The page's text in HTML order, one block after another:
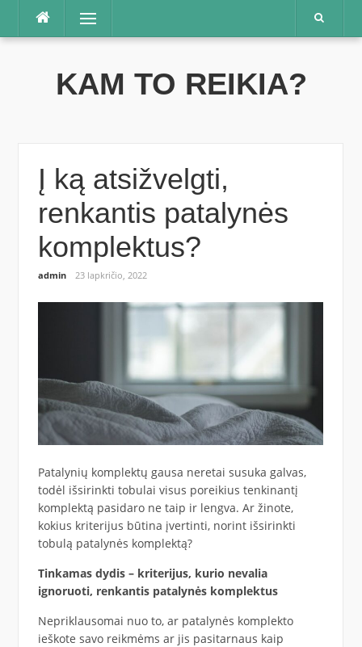
Praleisti
Meniu
KAM TO REIKIA?
Į ką atsižvelgti,
renkantis patalynės
komplektus?
admin 23 lapkričio, 2022
Patalynių komplektų gausa neretai susuka galvas,
todėl išsirinkti tobulai visus poreikius tenkinantį
komplektą pasidaro ne taip ir lengva. Ar žinote,
kokius kriterijus būtina įvertinti, norint išsirinkti
tobulą patalynės komplektą?
Tinkamas dydis – kriterijus, kurio nevalia
ignoruoti, renkantis patalynės komplektus
Nepriklausomai nuo to, ar patalynės komplekto
ieškote savo reikmėms ar jis pasitarnaus kaip